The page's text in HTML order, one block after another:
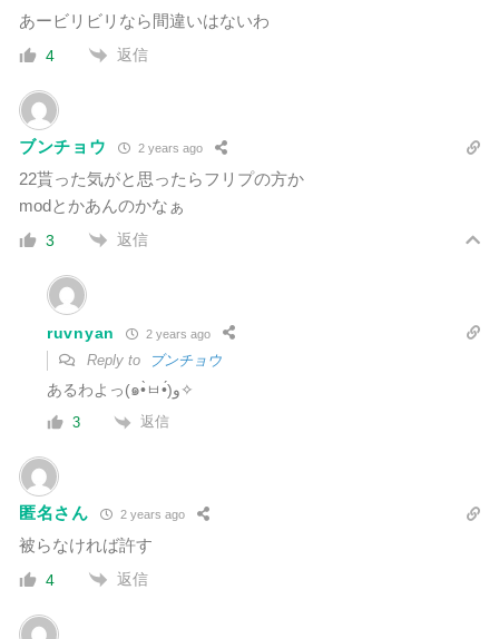
あービリビリなら間違いはないわ
4 返信
ブンチョウ 2 years ago
22貰った気がと思ったらフリプの方か
modとかあんのかなぁ
3 返信
ruvnyan 2 years ago
Reply to ブンチョウ
あるわよっ(๑•̀ㅂ•́)و✧
3 返信
匿名さん 2 years ago
被らなければ許す
4 返信